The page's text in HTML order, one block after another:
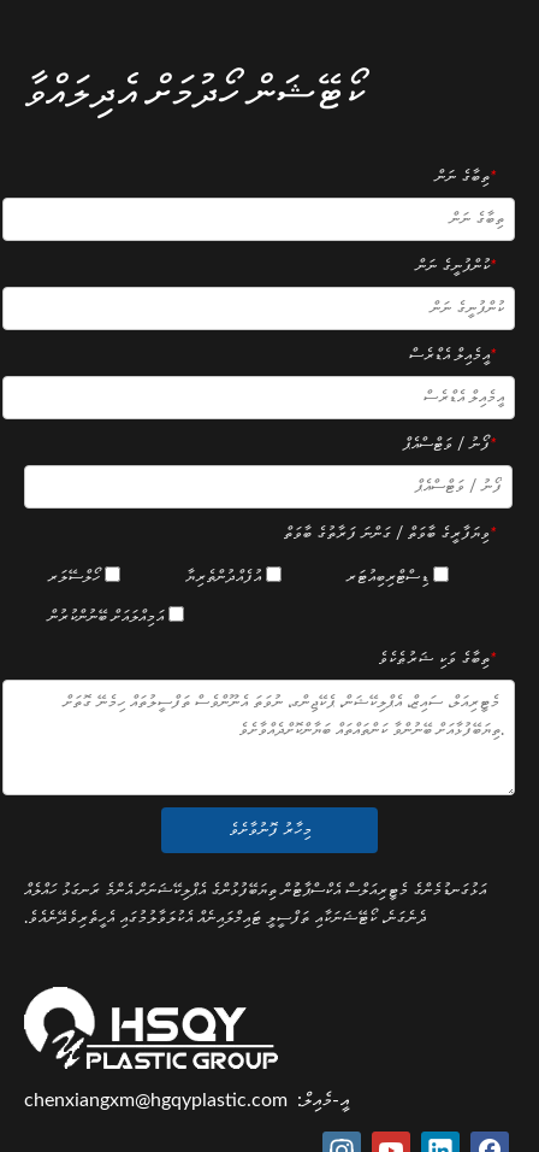
ކޯޓޭޝަން ހޯދުމަށް އެދިލައްވާ
*ތިބާގެ ނަން
*ކުންފުނީގެ ނަން
*އީމެއިލް އެޑްރެސް
*ފޯނު / ވަޓްސްއެޕް
*ވިޔަފާރީގެ ބާވަތް / ގަންނަ ފަރާތުގެ ބާވަތް
ޑިސްޓްރިބިއުޓަރ އުފެއްދުންތެރިޔާ ހޯލްސޭލަރ
އަމިއްލައަށް ބޭނުންކުރުން
*ތިބާގެ ވަކި ޝަރުޠެކެވެ
މިހާރު ފޮނުވާށެވެ
އަޅުގަނޑުމެންގެ މެޓީރިއަލްސް އެކްސްޕާޓުން ތިޔަބޭފުޅުންގެ އެޕްލިކޭޝަނަށް އެންމެ ރަނގަޅު ހައްލެއް
ދެނެގަނެ، ކޯޓޭޝަނަކާއި ތަފްސީލީ ޓައިމްލައިނެއް އެކުލަވާލުމުގައި އެހީތެރިވެދޭނެއެވެ.
އީ-މެއިލް: chenxiangxm@hgqyplastic.com